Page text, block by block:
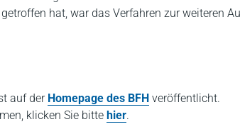
hat, war das Verfahren zur weiteren
auf der Homepage des BFH veröffentlicht.
klicken Sie bitte hier.